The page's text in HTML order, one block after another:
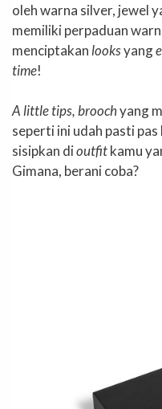
oleh warna silver, jewel
memiliki perpaduan
menciptakan looksyang
time!
A little tips, broochyang
seperti ini udah pasti
sisipkan dioutfitkamu
Gimana, berani coba?